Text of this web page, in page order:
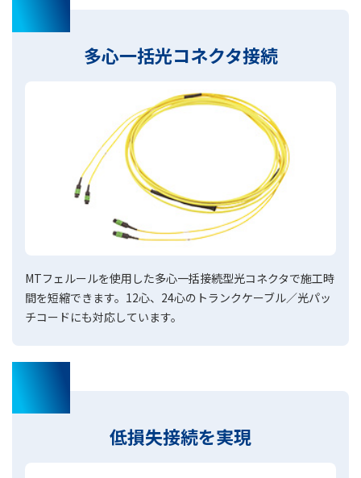
多心一括光コネクタ接続
MTフェルールを使用した多心一括接続型光コネクタで施工時
間を短縮できます。12心、24心のトランクケーブル／光パッ
チコードにも対応しています。
02
低損失接続を実現